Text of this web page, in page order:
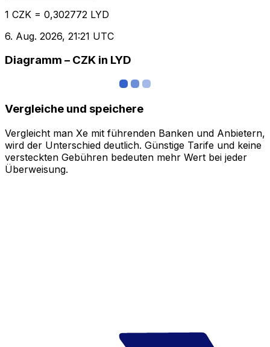
1 CZK = 0,302772 LYD
6. Aug. 2026, 21:21 UTC
Diagramm – CZK in LYD
Vergleiche und speichere
Vergleicht man Xe mit führenden Banken und Anbietern,
wird der Unterschied deutlich. Günstige Tarife und keine
versteckten Gebühren bedeuten mehr Wert bei jeder
Überweisung.